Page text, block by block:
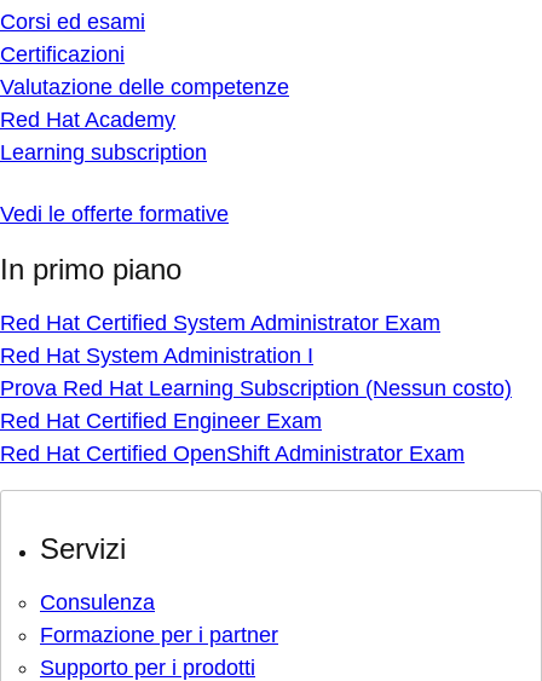
Corsi ed esami
Certificazioni
Valutazione delle competenze
Red Hat Academy
Learning subscription
Vedi le offerte formative
In primo piano
Red Hat Certified System Administrator Exam
Red Hat System Administration I
Prova Red Hat Learning Subscription (Nessun costo)
Red Hat Certified Engineer Exam
Red Hat Certified OpenShift Administrator Exam
Servizi
Consulenza
Formazione per i partner
Supporto per i prodotti